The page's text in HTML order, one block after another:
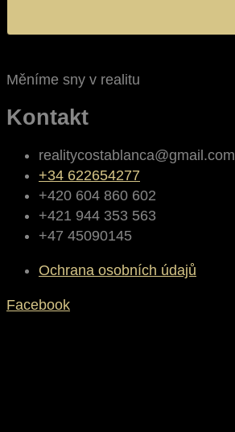
Měníme sny v realitu
Kontakt
realitycostablanca@gmail.com
+34 622654277
+420 604 860 602
+421 944 353 563
+47 45090145
Ochrana osobních údajů
Facebook